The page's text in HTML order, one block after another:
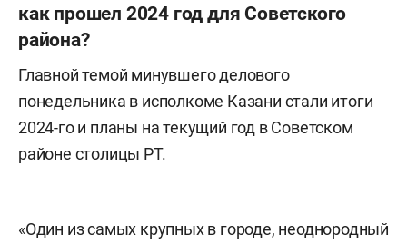
как прошел 2024 год для Советского
района?
Главной темой минувшего делового
понедельника в исполкоме Казани стали итоги
2024-го и планы на текущий год в Советском
районе столицы РТ.
«Один из самых крупных в городе, неоднородный